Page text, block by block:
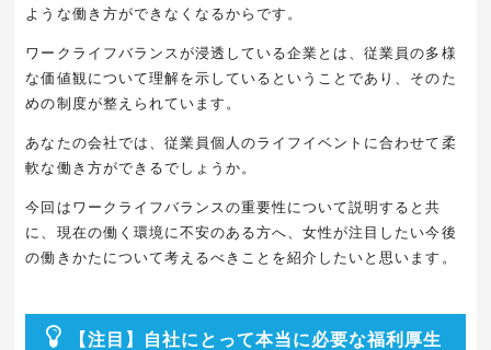
ような働き方ができなくなるからです。
ワークライフバランスが浸透している企業とは、従業員の多様
な価値観について理解を示しているということであり、そのた
めの制度が整えられています。
あなたの会社では、従業員個人のライフイベントに合わせて柔
軟な働き方ができるでしょうか。
今回はワークライフバランスの重要性について説明すると共
に、現在の働く環境に不安のある方へ、女性が注目したい今後
の働きかたについて考えるべきことを紹介したいと思います。
【注目】自社にとって本当に必要な福利厚生